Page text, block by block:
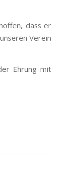
dass er
Verein
Ehrung mit